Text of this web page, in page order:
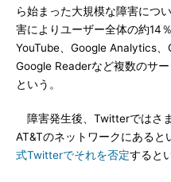
ら始まった大規模な障害につ
害によりユーザー全体の約14
YouTube、Google Analytics、
Google Readerなど複数のサ
という。
障害発生後、Twitterではさ
AT&Tのネットワークにあると
式Twitterでそれを否定すると